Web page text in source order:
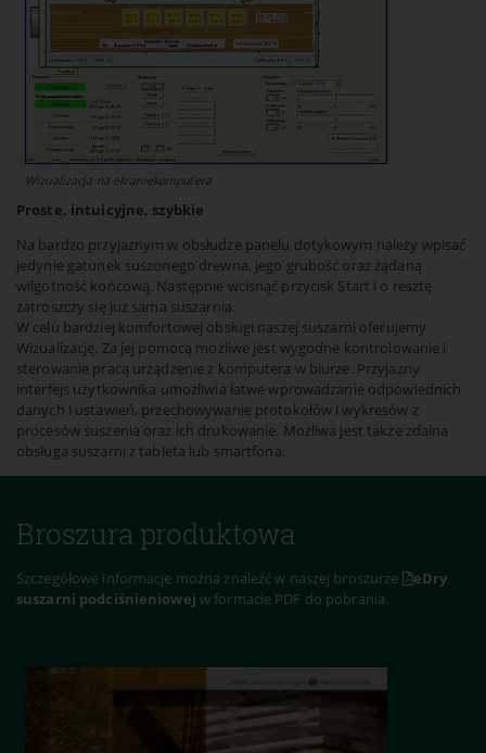
Wizualizacja na ekraniekomputera
Proste, intuicyjne, szybkie
Na bardzo przyjaznym w obsłudze panelu dotykowym należy wpisać
jedynie gatunek suszonego drewna, jego grubość oraz żądaną
wilgotność końcową. Następnie wcisnąć przycisk Start i o resztę
zatroszczy się już sama suszarnia.
W celu bardziej komfortowej obsługi naszej suszarni oferujemy
Wizualizację. Za jej pomocą możliwe jest wygodne kontrolowanie i
sterowanie pracą urządzenie z komputera w biurze. Przyjazny
interfejs użytkownika umożliwia łatwe wprowadzanie odpowiednich
danych i ustawień, przechowywanie protokołów i wykresów z
procesów suszenia oraz ich drukowanie. Możliwa jest także zdalna
obsługa suszarni z tableta lub smartfona.
Broszura produktowa
Szczegółowe informacje można znaleźć w naszej broszurze
eDry
suszarni podciśnieniowej w formacie PDF do pobrania.